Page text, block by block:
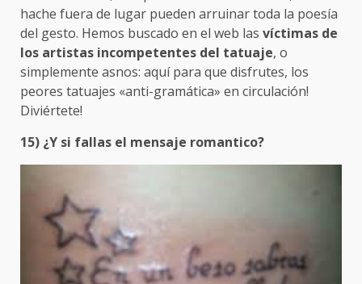
hache fuera de lugar pueden arruinar toda la poesía
del gesto. Hemos buscado en el web las víctimas de
los artistas incompetentes del tatuaje, o
simplemente asnos: aquí para que disfrutes, los
peores tatuajes «anti-gramática» en circulación!
Diviértete!
15) ¿Y si fallas el mensaje romantico?